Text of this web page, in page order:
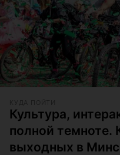
Культура,
полной темноте.
выходных в